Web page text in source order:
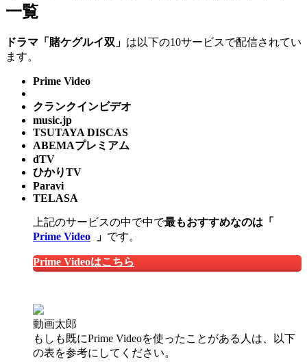
一覧
ドラマ「賭ケグルイ双」 は以下の10サービスで配信されてい
ます。
Prime Video
クランクインビデオ
music.jp
TSUTAYA DISCAS
ABEMAプレミアム
dTV
ひかりTV
Paravi
TELASA
上記のサービスの中で中で最もおすすめなのは「
Prime Video
」 です。
Prime Videoはこちら
動画太郎
もしも既にPrime Videoを使ったことがある人は、以下
の表を参考にしてください。